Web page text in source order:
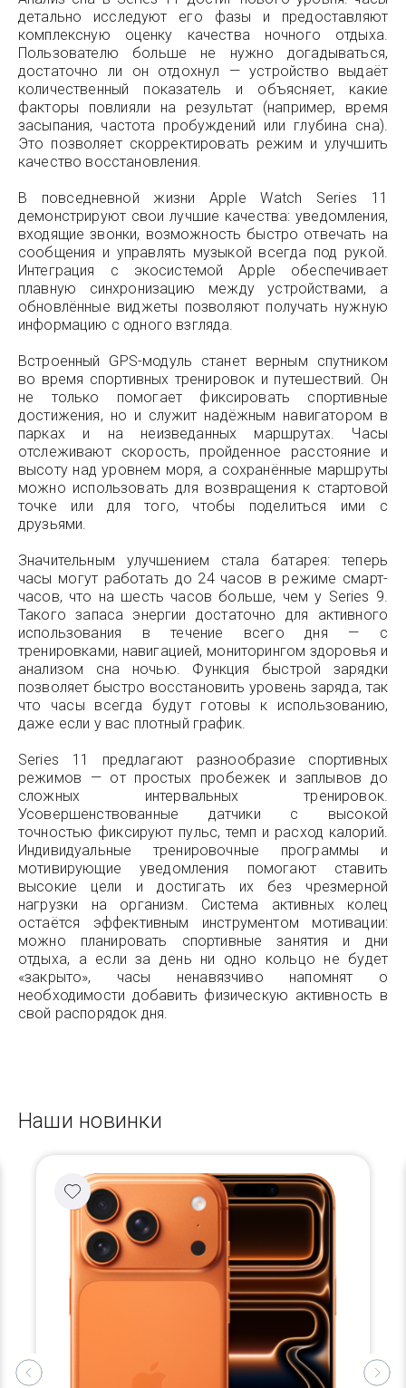
детально исследуют его фазы и предоставляют
комплексную оценку качества ночного отдыха.
Пользователю больше не нужно догадываться,
достаточно ли он отдохнул — устройство выдаёт
количественный показатель и объясняет, какие
факторы повлияли на результат (например, время
засыпания, частота пробуждений или глубина сна).
Это позволяет скорректировать режим и улучшить
качество восстановления.
В повседневной жизни Apple Watch Series 11
демонстрируют свои лучшие качества: уведомления,
входящие звонки, возможность быстро отвечать на
сообщения и управлять музыкой всегда под рукой.
Интеграция с экосистемой Apple обеспечивает
плавную синхронизацию между устройствами, а
обновлённые виджеты позволяют получать нужную
информацию с одного взгляда.
Встроенный GPS-модуль станет верным спутником
во время спортивных тренировок и путешествий. Он
не только помогает фиксировать спортивные
достижения, но и служит надёжным навигатором в
парках и на неизведанных маршрутах. Часы
отслеживают скорость, пройденное расстояние и
высоту над уровнем моря, а сохранённые маршруты
можно использовать для возвращения к стартовой
точке или для того, чтобы поделиться ими с
друзьями.
Значительным улучшением стала батарея: теперь
часы могут работать до 24 часов в режиме смарт-
часов, что на шесть часов больше, чем у Series 9.
Такого запаса энергии достаточно для активного
использования в течение всего дня — с
тренировками, навигацией, мониторингом здоровья и
анализом сна ночью. Функция быстрой зарядки
позволяет быстро восстановить уровень заряда, так
что часы всегда будут готовы к использованию,
даже если у вас плотный график.
Series 11 предлагают разнообразие спортивных
режимов — от простых пробежек и заплывов до
сложных интервальных тренировок.
Усовершенствованные датчики с высокой
точностью фиксируют пульс, темп и расход калорий.
Индивидуальные тренировочные программы и
мотивирующие уведомления помогают ставить
высокие цели и достигать их без чрезмерной
нагрузки на организм. Система активных колец
остаётся эффективным инструментом мотивации:
можно планировать спортивные занятия и дни
отдыха, а если за день ни одно кольцо не будет
«закрыто», часы ненавязчиво напомнят о
необходимости добавить физическую активность в
свой распорядок дня.
Наши новинки